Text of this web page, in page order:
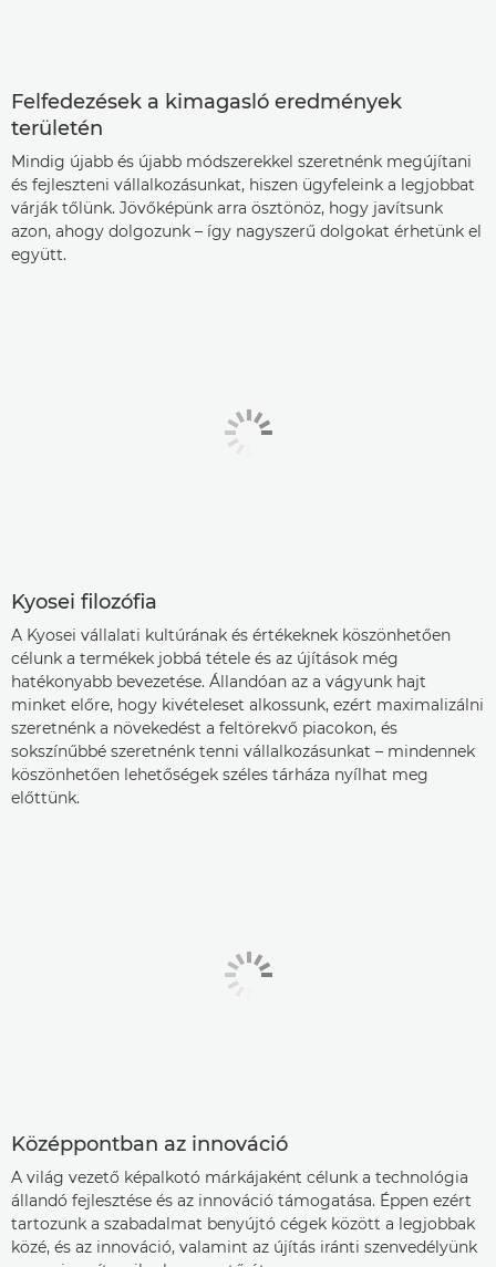
Felfedezések a kimagasló eredmények
területén
Mindig újabb és újabb módszerekkel szeretnénk megújítani
és fejleszteni vállalkozásunkat, hiszen ügyfeleink a legjobbat
várják tőlünk. Jövőképünk arra ösztönöz, hogy javítsunk
azon, ahogy dolgozunk – így nagyszerű dolgokat érhetünk el
együtt.
Kyosei filozófia
A Kyosei vállalati kultúrának és értékeknek köszönhetően
célunk a termékek jobbá tétele és az újítások még
hatékonyabb bevezetése. Állandóan az a vágyunk hajt
minket előre, hogy kivételeset alkossunk, ezért maximalizálni
szeretnénk a növekedést a feltörekvő piacokon, és
sokszínűbbé szeretnénk tenni vállalkozásunkat – mindennek
köszönhetően lehetőségek széles tárháza nyílhat meg
előttünk.
Középpontban az innováció
A világ vezető képalkotó márkájaként célunk a technológia
állandó fejlesztése és az innováció támogatása. Éppen ezért
tartozunk a szabadalmat benyújtó cégek között a legjobbak
közé, és az innováció, valamint az újítás iránti szenvedélyünk